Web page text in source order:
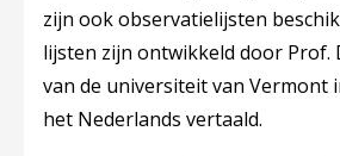
zijn ook observatielijsten
lijsten zijn ontwikkeld door Prof.
van de universiteit van Vermont
het Nederlands vertaald.